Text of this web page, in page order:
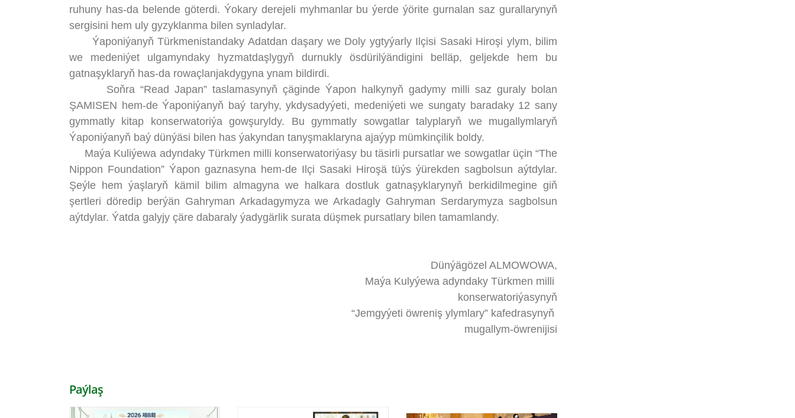
ruhuny has-da belende göterdi. Ýokary derejeli myhmanlar bu ýerde ýörite gurnalan saz gurallarynyň
sergisini hem uly gyzyklanma bilen synladylar.
Ýaponiýanyň Türkmenistandaky Adatdan daşary we Doly ygtyýarly Ilçisi Sasaki Hiroşi ylym, bilim
we medeniýet ulgamyndaky hyzmatdaşlygyň durnukly ösdürilýändigini belläp, geljekde hem bu
gatnaşyklaryň has-da rowaçlanjakdygyna ynam bildirdi.
Soňra “Read Japan” taslamasynyň çäginde Ýapon halkynyň gadymy milli saz guraly bolan
ŞAMISEN hem-de Ýaponiýanyň baý taryhy, ykdysadyýeti, medeniýeti we sungaty baradaky 12 sany
gymmatly kitap konserwatoriýa gowşuryldy. Bu gymmatly sowgatlar talyplaryň we mugallymlaryň
Ýaponiýanyň baý dünýäsi bilen has ýakyndan tanyşmaklaryna ajaýyp mümkinçilik boldy.
Maýa Kuliýewa adyndaky Türkmen milli konserwatoriýasy bu täsirli pursatlar we sowgatlar üçin “The
Nippon Foundation” Ýapon gaznasyna hem-de Ilçi Sasaki Hiroşä tüýs ýürekden sagbolsun aýtdylar.
Şeýle hem ýaşlaryň kämil bilim almagyna we halkara dostluk gatnaşyklarynyň berkidilmegine giň
şertleri döredip berýän Gahryman Arkadagymyza we Arkadagly Gahryman Serdarymyza sagbolsun
aýtdylar. Ýatda galyjy çäre dabaraly ýadygärlik surata düşmek pursatlary bilen tamamlandy.
Dünýägözel ALMOWOWA,
Maýa Kulyýewa adyndaky Türkmen milli
konserwatoriýasynyň
“Jemgyýeti öwreniş ylymlary” kafedrasynyň
mugallym-öwrenijisi
Paýlaş